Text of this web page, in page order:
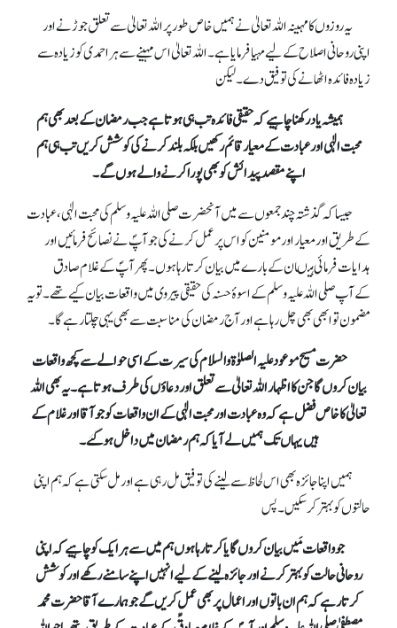
یہ روزوں کا مہینہ اللہ تعالیٰ نے ہمیں خاص طور پر اللہ تعالیٰ سے تعلق جوڑنے اور
اپنی روحانی اصلاح کے لیے مہیا فرمایا ہے۔ اللہ تعالیٰ اس مہینے سے ہر احمدی کو زیادہ سے
زیادہ فائدہ اٹھانے کی توفیق دے۔ لیکن
ہمیشہ یاد رکھنا چاہیے کہ حقیقی فائدہ تب ہی ہوتا ہے جب رمضان کے بعد بھی ہم
محبت الٰہی اور عبادت کے معیار قائم رکھیں بلکہ بلند کرنے کی کوشش کریں تب ہی ہم
اپنے مقصد پیدائش کو بھی پورا کرنے والے ہوں گے۔
جیسا کہ گذشتہ چند جمعوں سے میں آنحضرت صلی اللہ علیہ وسلم کی محبت الٰہی ،عبادت
کے طریق اور معیار اور مومنین کو اس پر عمل کرنے کی جو آپؐ نے نصائح فرمائیں اور
ہدایات فرمائی ہیںان کے بارے میں بیان کرتا رہا ہوں۔ پھر آپؐ کے غلام صادق
کےآپ صلی اللہ علیہ وسلم کے اسوۂ حسنہ کی حقیقی پیروی میں واقعات بیان کیے تھے۔ تو یہ
مضمون تو ابھی بھی چل رہا ہے اور آج رمضان کی مناسبت سے بھی یہی چلتا رہے گا۔
حضرت مسیح موعود علیہ الصلوٰة والسلام کی سیرت کے اسی حوالے سے کچھ واقعات
بیان کروں گا جن کا اظہار اللہ تعالیٰ سے تعلق اور دعاؤں کی طرف ہوتا ہے۔ یہ بھی اللہ
تعالیٰ کا خاص فضل ہے کہ وہ عبادت اور محبت الٰہی کے ان واقعات کو جو آقا اور غلام کے
ہیں یہاں تک ہمیں لے آیا کہ ہم رمضان میں داخل ہو گئے۔
ہمیں اپنا جائزہ بھی اس لحاظ سے لینے کی توفیق مل رہی ہے اور مل سکتی ہے کہ ہم اپنی
حالتوں کو بہتر کرسکیں۔ پس
جو واقعات مَیں بیان کروں گا یا کرتا رہا ہوں ہم میں سے ہر ایک کو چاہیے کہ اپنی
روحانی حالت کو بہتر کرنے اور جائزہ لینے کے لیے انہیں اپنے سامنے رکھے اور کوشش
کرتا رہے کہ ہم ان باتوں اور اعمال پر بھی عمل کریں گے جو ہمارے آقا حضرت محمد